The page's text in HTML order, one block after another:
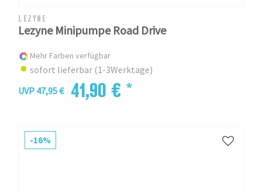
LEZYNE
Lezyne Minipumpe Road Drive
Mehr Farben verfügbar
sofort lieferbar (1-3Werktage)
UVP 47,95 €
41,90 € *
-16%